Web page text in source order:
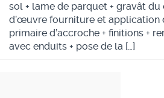
sol + lame de parquet + gravât du
d’œuvre fourniture et application
primaire d’accroche + finitions +
avec enduits + pose de la […]